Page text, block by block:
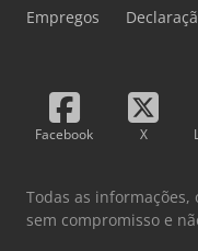
Empregos
Facebook X
Todas as
sem compromisso e